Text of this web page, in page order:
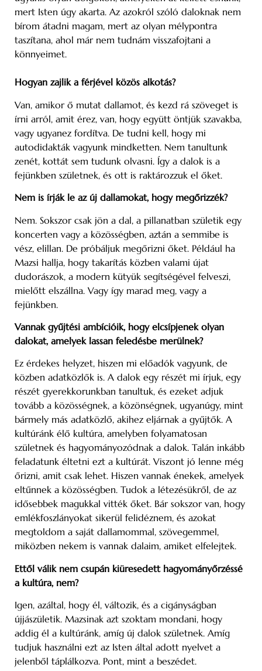
mert Isten úgy akarta. Az azokról szóló daloknak nem
bírom átadni magam, mert az olyan mélypontra
taszítana, ahol már nem tudnám visszafojtani a
könnyeimet.
Hogyan zajlik a férjével közös alkotás?
Van, amikor ő mutat dallamot, és kezd rá szöveget is
írni arról, amit érez, van, hogy együtt öntjük szavakba,
vagy ugyanez fordítva. De tudni kell, hogy mi
autodidakták vagyunk mindketten. Nem tanultunk
zenét, kottát sem tudunk olvasni. Így a dalok is a
fejünkben születnek, és ott is raktározzuk el őket.
Nem is írják le az új dallamokat, hogy megőrizzék?
Nem. Sokszor csak jön a dal, a pillanatban születik egy
koncerten vagy a közösségben, aztán a semmibe is
vész, elillan. De próbáljuk megőrizni őket. Például ha
Mazsi hallja, hogy takarítás közben valami újat
dudorászok, a modern kütyük segítségével felveszi,
mielőtt elszállna. Vagy így marad meg, vagy a
fejünkben.
Vannak gyűjtési ambícióik, hogy elcsípjenek olyan
dalokat, amelyek lassan feledésbe merülnek?
Ez érdekes helyzet, hiszen mi előadók vagyunk, de
közben adatközlők is. A dalok egy részét mi írjuk, egy
részét gyerekkorunkban tanultuk, és ezeket adjuk
tovább a közösségnek, a közönségnek, ugyanúgy, mint
bármely más adatközlő, akihez eljárnak a gyűjtők. A
kultúránk élő kultúra, amelyben folyamatosan
születnek és hagyományozódnak a dalok. Talán inkább
feladatunk éltetni ezt a kultúrát. Viszont jó lenne még
őrizni, amit csak lehet. Hiszen vannak énekek, amelyek
eltűnnek a közösségben. Tudok a létezésükről, de az
idősebbek magukkal vitték őket. Bár sokszor van, hogy
emlékfoszlányokat sikerül felidéznem, és azokat
megtoldom a saját dallamommal, szövegemmel,
miközben nekem is vannak dalaim, amiket elfelejtek.
Ettől válik nem csupán kiüresedett hagyományőrzéssé
a kultúra, nem?
Igen, azáltal, hogy él, változik, és a cigányságban
újjászületik. Mazsinak azt szoktam mondani, hogy
addig él a kultúránk, amíg új dalok születnek. Amíg
tudjuk használni ezt az Isten által adott nyelvet a
jelenből táplálkozva. Pont, mint a beszédet.